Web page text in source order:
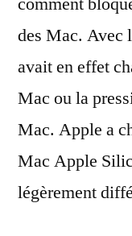
des Mac. Avec
avait en effet
Mac ou la
Mac. Apple a
Mac Apple
légèrement